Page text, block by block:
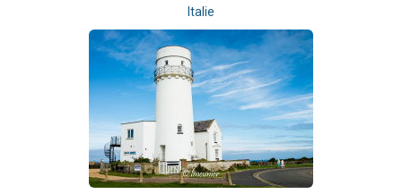
Italie